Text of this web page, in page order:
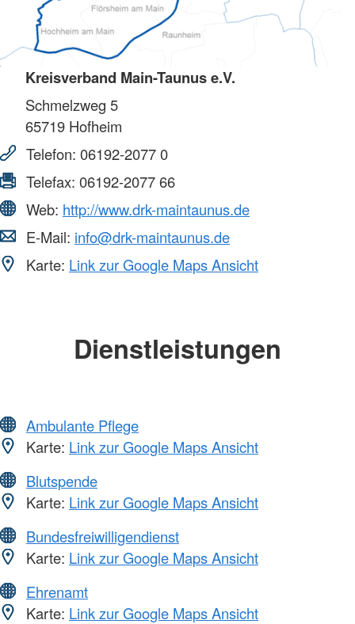
Kreisverband Main-Taunus e.V.
Schmelzweg 5
65719 Hofheim
Telefon: 06192-2077 0
Telefax: 06192-2077 66
Web: http://www.drk-maintaunus.de
E-Mail: info@drk-maintaunus.de
Karte: Link zur Google Maps Ansicht
Dienstleistungen
Ambulante Pflege
Karte: Link zur Google Maps Ansicht
Blutspende
Karte: Link zur Google Maps Ansicht
Bundesfreiwilligendienst
Karte: Link zur Google Maps Ansicht
Ehrenamt
Karte: Link zur Google Maps Ansicht